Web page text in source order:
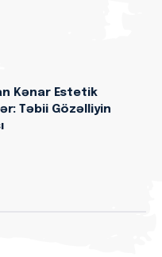
Kənar Estetik
Təbii Gözəlliyin